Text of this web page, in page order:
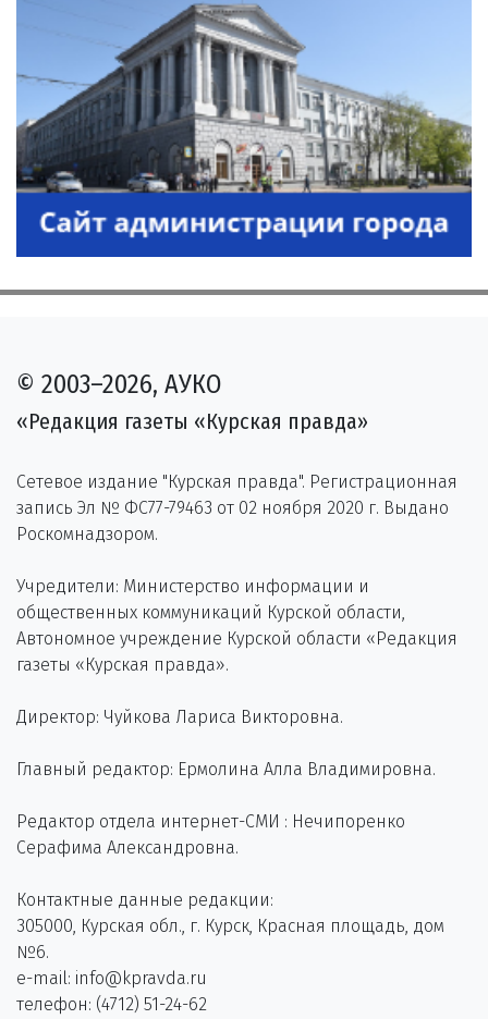
© 2003–2026, АУКО
«Редакция газеты «Курская правда»
Сетевое издание "Курская правда". Регистрационная
запись Эл № ФС77-79463 от 02 ноября 2020 г. Выдано
Роскомнадзором.
Учредители: Министерство информации и
общественных коммуникаций Курской области,
Автономное учреждение Курской области «Редакция
газеты «Курская правда».
Директор: Чуйкова Лариса Викторовна.
Главный редактор: Ермолина Алла Владимировна.
Редактор отдела интернет-СМИ : Нечипоренко
Серафима Александровна.
Контактные данные редакции:
305000, Курская обл., г. Курск, Красная площадь, дом
№6.
e-mail: info@kpravda.ru
телефон: (4712) 51-24-62